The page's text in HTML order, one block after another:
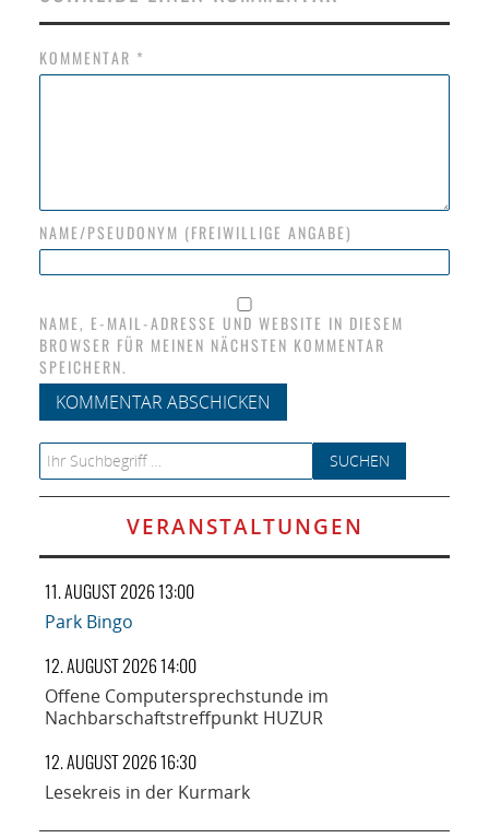
KOMMENTAR *
NAME/PSEUDONYM (FREIWILLIGE ANGABE)
NAME, E-MAIL-ADRESSE UND WEBSITE IN DIESEM
BROWSER FÜR MEINEN NÄCHSTEN KOMMENTAR
SPEICHERN.
Search for:
VERANSTALTUNGEN
11. AUGUST 2026 13:00
Park Bingo
12. AUGUST 2026 14:00
Offene Computersprechstunde im
Nachbarschaftstreffpunkt HUZUR
12. AUGUST 2026 16:30
Lesekreis in der Kurmark